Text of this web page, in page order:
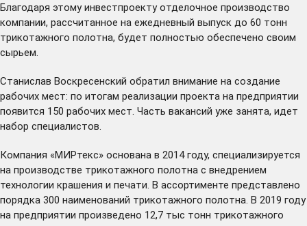
Благодаря этому инвестпроекту отделочное производство
компании, рассчитанное на ежедневный выпуск до 60 тонн
трикотажного полотна, будет полностью обеспечено своим
сырьем.
Станислав Воскресенский обратил внимание на создание
рабочих мест: по итогам реализации проекта на предприятии
появится 150 рабочих мест. Часть вакансий уже занята, идет
набор специалистов.
Компания «МИРтекс» основана в 2014 году, специализируется
на производстве трикотажного полотна с внедрением
технологии крашения и печати. В ассортименте представлено
порядка 300 наименований трикотажного полотна. В 2019 году
на предприятии произведено 12,7 тыс тонн трикотажного